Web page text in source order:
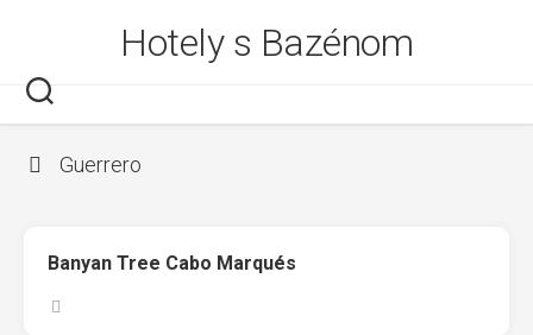
Hotely s Bazénom
Guerrero
Banyan Tree Cabo Marqués